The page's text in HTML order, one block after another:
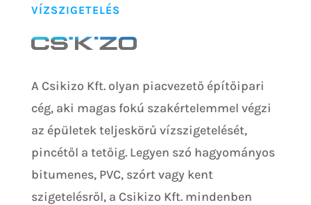
VÍZSZIGETELÉS
A Csikizo Kft. olyan piacvezető építőipari
cég, aki magas fokú szakértelemmel végzi
az épületek teljeskörű vízszigetelését,
pincétől a tetőig. Legyen szó hagyományos
bitumenes, PVC, szórt vagy kent
szigetelésről, a Csikizo Kft. mindenben